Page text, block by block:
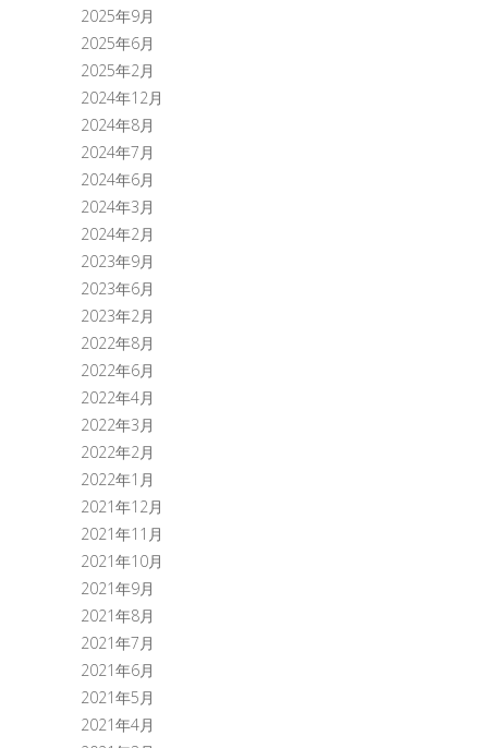
2025年9月
2025年6月
2025年2月
2024年12月
2024年8月
2024年7月
2024年6月
2024年3月
2024年2月
2023年9月
2023年6月
2023年2月
2022年8月
2022年6月
2022年4月
2022年3月
2022年2月
2022年1月
2021年12月
2021年11月
2021年10月
2021年9月
2021年8月
2021年7月
2021年6月
2021年5月
2021年4月